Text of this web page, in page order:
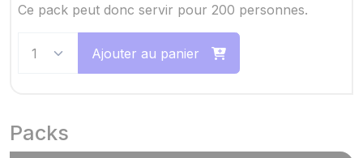
Ce pack peut donc servir pour 200 personnes.
Ajouter au panier
Packs